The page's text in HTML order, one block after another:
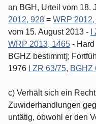
an BGH, Urteil vom 18.
2012, 928 = WRP 2012,
vom 15. August 2013 -
WRP 2013, 1465 -
BGHZ bestimmt];
1976
I ZR 63/75, BGHZ
c) Verhält sich ein
Zuwiderhandlungen
untätig, obwohl er den